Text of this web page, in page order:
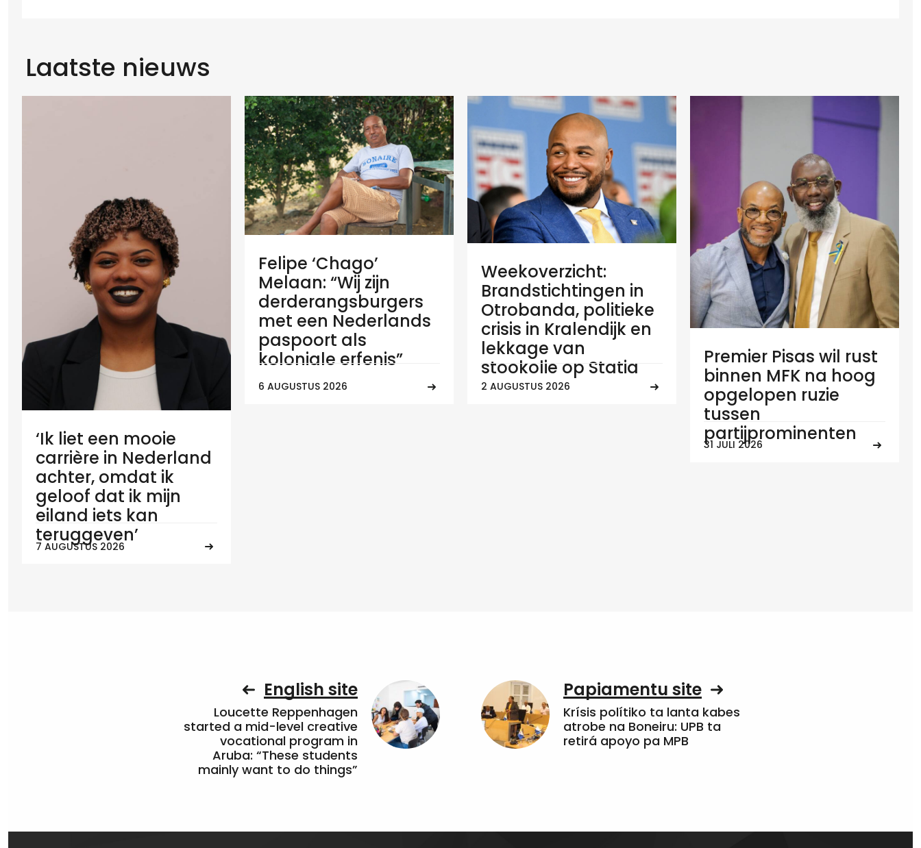
Laatste nieuws
‘Ik liet een mooie
carrière in Nederland
achter, omdat ik
geloof dat ik mijn
eiland iets kan
teruggeven’
7 AUGUSTUS 2026
Felipe ‘Chago’
Melaan: “Wij zijn
derderangsburgers
met een Nederlands
paspoort als
koloniale erfenis”
6 AUGUSTUS 2026
Weekoverzicht:
Brandstichtingen in
Otrobanda, politieke
crisis in Kralendijk en
lekkage van
stookolie op Statia
2 AUGUSTUS 2026
Premier Pisas wil rust
binnen MFK na hoog
opgelopen ruzie
tussen
partijprominenten
31 JULI 2026
English site
Loucette Reppenhagen
started a mid-level creative
vocational program in
Aruba: “These students
mainly want to do things”
Papiamentu site
Krísis polítiko ta lanta kabes
atrobe na Boneiru: UPB ta
retirá apoyo pa MPB